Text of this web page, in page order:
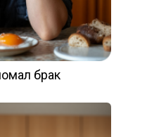
брак